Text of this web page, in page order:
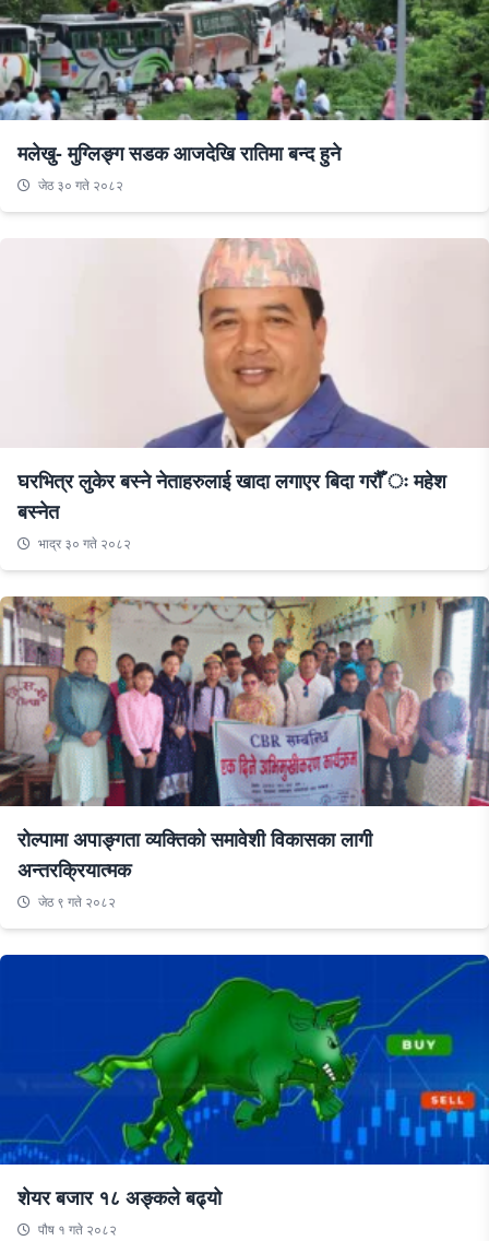
मलेखु- मुग्लिङ्ग सडक आजदेखि रातिमा बन्द हुने
जेठ ३० गते २०८२
घरभित्र लुकेर बस्ने नेताहरुलाई खादा लगाएर बिदा गरौँ ः महेश
बस्नेत
भाद्र ३० गते २०८२
रोल्पामा अपाङ्गता व्यक्तिको समावेशी विकासका लागी
अन्तरक्रियात्मक
जेठ ९ गते २०८२
शेयर बजार १८ अङ्कले बढ्यो
पौष १ गते २०८२